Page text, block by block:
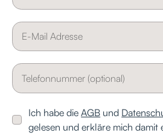
Ich habe dieAGB und
gelesen und erkläre mich damit